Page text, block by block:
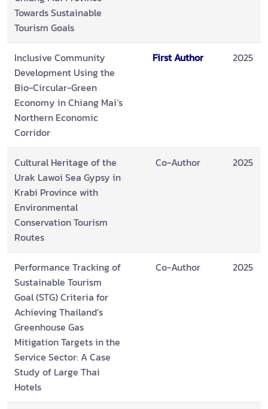
Towards Sustainable
Tourism Goals
Inclusive Community
Development Using the
Bio-Circular-Green
Economy in Chiang Mai’s
Northern Economic
Corridor
First Author 2025
Cultural Heritage of the
Urak Lawoi Sea Gypsy in
Krabi Province with
Environmental
Conservation Tourism
Routes
Co-Author 2025
Performance Tracking of
Sustainable Tourism
Goal (STG) Criteria for
Achieving Thailand’s
Greenhouse Gas
Mitigation Targets in the
Service Sector: A Case
Study of Large Thai
Hotels
Co-Author 2025